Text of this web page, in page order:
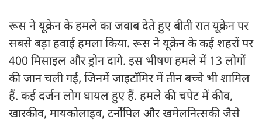
रूस ने यूक्रेन के हमले का जवाब देते हुए बीती रात यूक्रेन पर
सबसे बड़ा हवाई हमला किया. रूस ने यूक्रेन के कई शहरों पर
400 मिसाइल और ड्रोन दागे. इस भीषण हमले में 13 लोगों
की जान चली गई, जिनमें जाइटॉमिर में तीन बच्चे भी शामिल
हैं. कई दर्जन लोग घायल हुए हैं. हमले की चपेट में कीव,
खारकीव, मायकोलाइव, टर्नोपिल और खमेलनित्सकी जैसे